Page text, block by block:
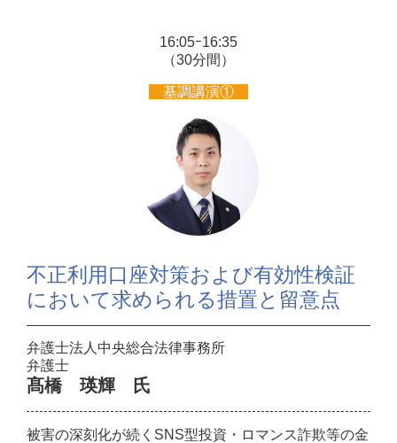
16:05ｰ16:35
（30分間）
基調講演①
不正利用口座対策および有効性検証
において求められる措置と留意点
弁護士法人中央総合法律事務所
弁護士
髙橋 瑛輝 氏
被害の深刻化が続くSNS型投資・ロマンス詐欺等の金